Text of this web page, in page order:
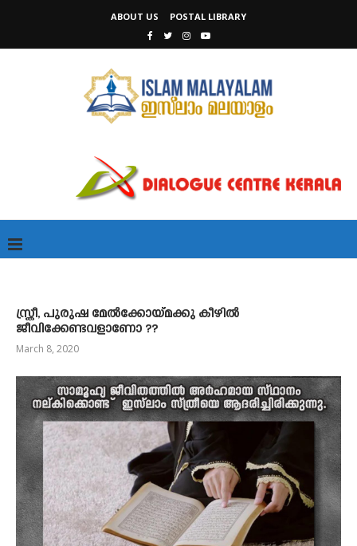
ABOUT US POSTAL LIBRARY
സ്ത്രീ, പുരുഷ മേൽക്കോയ്മക്കു കീഴിൽ
ജീവിക്കേണ്ടവളാണോ ??
March 8, 2020